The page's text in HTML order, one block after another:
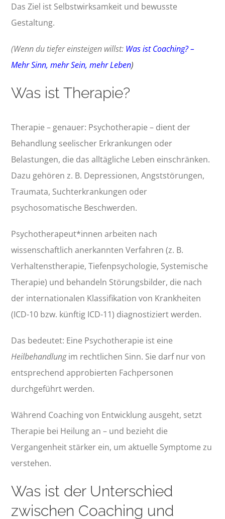
Das Ziel ist Selbstwirksamkeit und bewusste
Gestaltung.
(Wenn du tiefer einsteigen willst: Was ist Coaching? –
Mehr Sinn, mehr Sein, mehr Leben)
Was ist Therapie?
Therapie – genauer: Psychotherapie – dient der
Behandlung seelischer Erkrankungen oder
Belastungen, die das alltägliche Leben einschränken.
Dazu gehören z. B. Depressionen, Angststörungen,
Traumata, Suchterkrankungen oder
psychosomatische Beschwerden.
Psychotherapeut*innen arbeiten nach
wissenschaftlich anerkannten Verfahren (z. B.
Verhaltenstherapie, Tiefenpsychologie, Systemische
Therapie) und behandeln Störungsbilder, die nach
der internationalen Klassifikation von Krankheiten
(ICD-10 bzw. künftig ICD-11) diagnostiziert werden.
Das bedeutet: Eine Psychotherapie ist eine
Heilbehandlungim rechtlichen Sinn. Sie darf nur von
entsprechend approbierten Fachpersonen
durchgeführt werden.
Während Coaching von Entwicklung ausgeht, setzt
Therapie bei Heilung an – und bezieht die
Vergangenheit stärker ein, um aktuelle Symptome zu
verstehen.
Was ist der Unterschied
zwischen Coaching und